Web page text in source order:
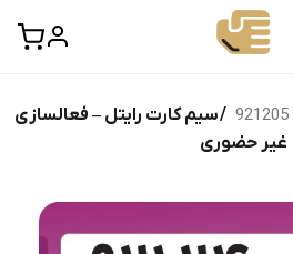
921205 / سیم کارت رایتل – فعالسازی
غیر حضوری